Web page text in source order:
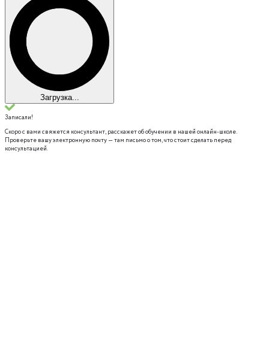
Загрузка...
Записали!
Скоро с вами свяжется консультант, расскажет об обучении в нашей онлайн-школе.
Проверьте вашу электронную почту — там письмо о том, что стоит сделать перед
консультацией.